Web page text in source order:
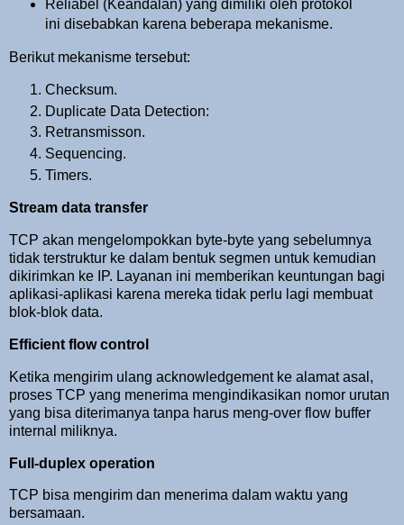
Reliabel (Keandalan) yang dimiliki oleh protokol
ini disebabkan karena beberapa mekanisme.
Berikut mekanisme tersebut:
Checksum.
Duplicate Data Detection:
Retransmisson.
Sequencing.
Timers.
Stream data transfer
TCP akan mengelompokkan byte-byte yang sebelumnya
tidak terstruktur ke dalam bentuk segmen untuk kemudian
dikirimkan ke IP. Layanan ini memberikan keuntungan bagi
aplikasi-aplikasi karena mereka tidak perlu lagi membuat
blok-blok data.
Efficient flow control
Ketika mengirim ulang acknowledgement ke alamat asal,
proses TCP yang menerima mengindikasikan nomor urutan
yang bisa diterimanya tanpa harus meng-over flow buffer
internal miliknya.
Full-duplex operation
TCP bisa mengirim dan menerima dalam waktu yang
bersamaan.